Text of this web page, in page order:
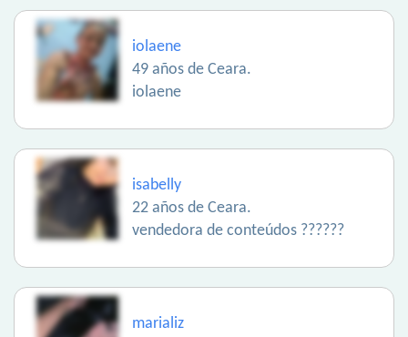
iolaene
49 años de Ceara.
iolaene
isabelly
22 años de Ceara.
vendedora de conteúdos ??????
marializ